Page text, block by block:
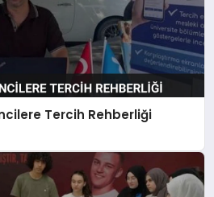
Tercih Rehberliği